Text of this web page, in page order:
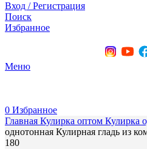
Вход / Регистрация
Поиск
Избранное
Меню
0 Избранное
Главная Кулирка оптом Кулирка
однотонная Кулирная гладь из
180